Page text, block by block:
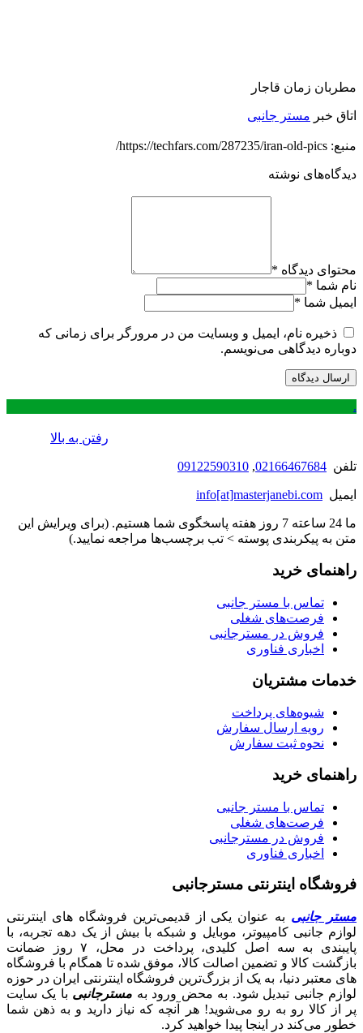
مطربان زمان قاجار
اتاق خبر مستر جانبی
منبع: https://techfars.com/287235/iran-old-pics/
دیدگاه‌های نوشته
محتوای دیدگاه *
نام شما *
ایمیل شما *
ذخیره نام، ایمیل و وبسایت من در مرورگر برای زمانی که
دوباره دیدگاهی می‌نویسم.
.
رفتن به بالا
تلفن 02166467684
,
09122590310
ایمیل info[at]masterjanebi.com
ما 24 ساعته 7 روز هفته پاسخگوی شما هستیم. (برای ویرایش این
متن به پیکربندی پوسته > تب برچسب‌ها مراجعه نمایید.)
راهنمای خرید
تماس با مستر جانبی
فرصت‌های شغلی
فروش در مسترجانبی
اخباری فناوری
خدمات مشتریان
شیوه‌های پرداخت
رویه ارسال سفارش
نحوه ثبت سفارش
راهنمای خرید
تماس با مستر جانبی
فرصت‌های شغلی
فروش در مسترجانبی
اخباری فناوری
فروشگاه اینترنتی مسترجانبی
مستر جانبی به عنوان یکی از قدیمی‌ترین فروشگاه های اینترنتی
لوازم جانبی کامپیوتر، موبایل و شبکه با بیش از یک دهه تجربه، با
پایبندی به سه اصل کلیدی، پرداخت در محل، ۷ روز ضمانت
بازگشت کالا و تضمین اصالت کالا، موفق شده تا همگام با فروشگاه‌
های معتبر دنیا، به یک از بزرگ‌ترین فروشگاه اینترنتی ایران در حوزه
لوازم جانبی تبدیل شود. به محض ورود به مسترجانبی با یک سایت
پر از کالا رو به رو می‌شوید! هر آنچه که نیاز دارید و به ذهن شما
خطور می‌کند در اینجا پیدا خواهید کرد.